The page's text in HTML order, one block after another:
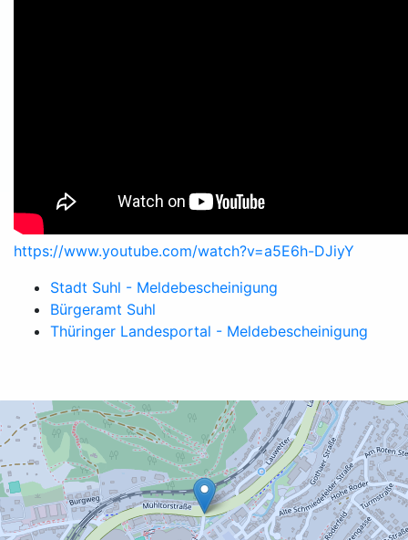
https://www.youtube.com/watch?v=a5E6h-DJiyY
Stadt Suhl - Meldebescheinigung
Bürgeramt Suhl
Thüringer Landesportal - Meldebescheinigung